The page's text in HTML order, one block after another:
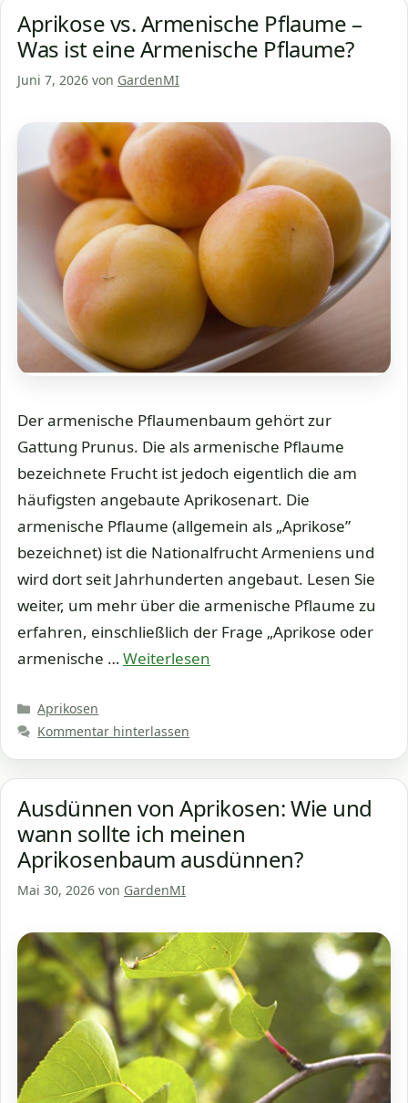
Aprikose vs. Armenische Pflaume –
Was ist eine Armenische Pflaume?
Juni 7, 2026 von GardenMI
Der armenische Pflaumenbaum gehört zur
Gattung Prunus. Die als armenische Pflaume
bezeichnete Frucht ist jedoch eigentlich die am
häufigsten angebaute Aprikosenart. Die
armenische Pflaume (allgemein als „Aprikose”
bezeichnet) ist die Nationalfrucht Armeniens und
wird dort seit Jahrhunderten angebaut. Lesen Sie
weiter, um mehr über die armenische Pflaume zu
erfahren, einschließlich der Frage „Aprikose oder
armenische …Weiterlesen
Kategorien
Aprikosen
Kommentar hinterlassen
Ausdünnen von Aprikosen: Wie und
wann sollte ich meinen
Aprikosenbaum ausdünnen?
Mai 30, 2026 von GardenMI